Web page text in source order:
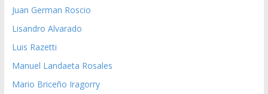
Juan German Roscio
Lisandro Alvarado
Luis Razetti
Manuel Landaeta Rosales
Mario Briceño Iragorry